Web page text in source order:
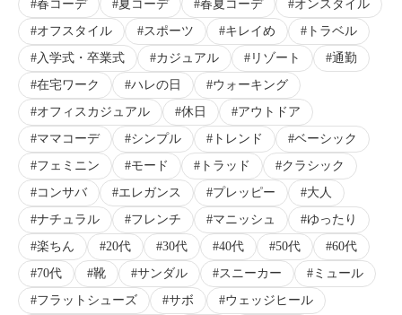
春コーデ 夏コーデ 春夏コーデ
オンスタイル
オフスタイル
スポーツ キレイめ
トラベル
入学式・卒業式
カジュアル リゾート
通勤
在宅ワーク
ハレの日
ウォーキング
オフィスカジュアル
休日
アウトドア
ママコーデ
シンプル トレンド
ベーシック
フェミニン
モード トラッド
クラシック
コンサバ
エレガンス プレッピー
大人
ナチュラル
フレンチ マニッシュ
ゆったり
楽ちん
20代 30代 40代 50代
60代
70代
靴 サンダル スニーカー
ミュール
フラットシューズ
サボ
ウェッジヒール